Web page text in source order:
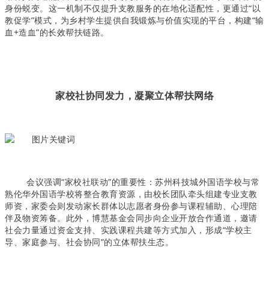
身份蜕变。这一机制不仅提升支教服务的在地化适配性，更通过“以
教促学”模式，为乡村学生提供自我锻炼与价值实现的平台，构建“输
血+造血”的长效帮扶链路。
家校社协同发力，凝聚立体帮扶网络
会议强调“家校社联动”的重要性：苏州科技城外国语学校与常
熟伦华外国语学校将整合教育资源，由校长团队牵头组建专业支教
师资，家委会则发动家长群体以志愿者身份参与课程辅助、心理陪
伴及物资筹备。此外，博慧基金会同步向企业开放合作通道，邀请
社会力量通过资金支持、实践课程共建等方式加入，形成“学校主
导、家庭参与、社会协同”的立体帮扶生态。